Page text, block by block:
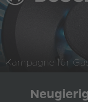
Kampagne für